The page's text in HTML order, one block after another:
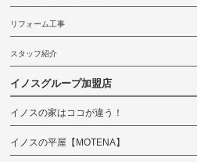
リフォーム工事
スタッフ紹介
イノスグループ加盟店
イノスの家はココが違う！
イノスの平屋【MOTENA】